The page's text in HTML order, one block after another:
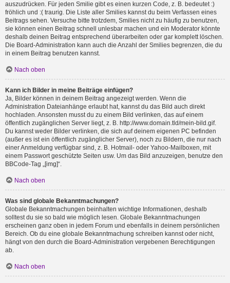
auszudrücken. Für jeden Smilie gibt es einen kurzen Code, z. B. bedeutet :)
fröhlich und :( traurig. Die Liste aller Smilies kannst du beim Verfassen eines
Beitrags sehen. Versuche bitte trotzdem, Smilies nicht zu häufig zu benutzen,
sie können einen Beitrag schnell unlesbar machen und ein Moderator könnte
deshalb deinen Beitrag entsprechend überarbeiten oder gar komplett löschen.
Die Board-Administration kann auch die Anzahl der Smilies begrenzen, die du
in einem Beitrag benutzen kannst.
Nach oben
Kann ich Bilder in meine Beiträge einfügen?
Ja, Bilder können in deinem Beitrag angezeigt werden. Wenn die
Administration Dateianhänge erlaubt hat, kannst du das Bild auch direkt
hochladen. Ansonsten musst du zu einem Bild verlinken, das auf einem
öffentlich zugänglichen Server liegt, z. B. http://www.domain.tld/mein-bild.gif.
Du kannst weder Bilder verlinken, die sich auf deinem eigenen PC befinden
(außer es ist ein öffentlich zugänglicher Server), noch zu Bildern, die nur nach
einer Anmeldung verfügbar sind, z. B. Hotmail- oder Yahoo-Mailboxen, mit
einem Passwort geschützte Seiten usw. Um das Bild anzuzeigen, benutze den
BBCode-Tag „[img]“.
Nach oben
Was sind globale Bekanntmachungen?
Globale Bekanntmachungen beinhalten wichtige Informationen, deshalb
solltest du sie so bald wie möglich lesen. Globale Bekanntmachungen
erscheinen ganz oben in jedem Forum und ebenfalls in deinem persönlichen
Bereich. Ob du eine globale Bekanntmachung schreiben kannst oder nicht,
hängt von den durch die Board-Administration vergebenen Berechtigungen
ab.
Nach oben